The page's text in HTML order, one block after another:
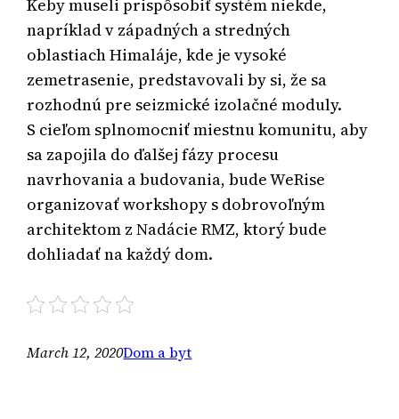
Keby museli prispôsobiť systém niekde,
napríklad v západných a stredných
oblastiach Himaláje, kde je vysoké
zemetrasenie, predstavovali by si, že sa
rozhodnú pre seizmické izolačné moduly.
S cieľom splnomocniť miestnu komunitu, aby
sa zapojila do ďalšej fázy procesu
navrhovania a budovania, bude WeRise
organizovať workshopy s dobrovoľným
architektom z Nadácie RMZ, ktorý bude
dohliadať na každý dom.
March 12, 2020Dom a byt